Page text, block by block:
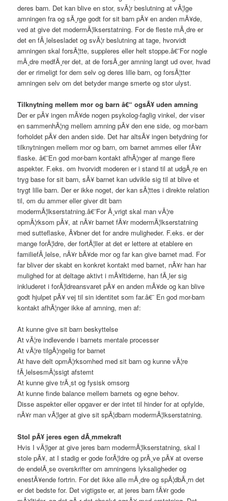
deres barn. Det kan blive en stor, svÃ¦r beslutning at vÃ¦lge
amningen fra og sÃ¸rge godt for sit barn pÃ¥ en anden mÃ¥de,
ved at give det modermÃ¦lkserstatning. For de fleste mÃ¸dre er
det en fÃ¸lelsesladet og svÃ¦r beslutning at tage, hvorvidt
amningen skal forsÃ¦tte, suppleres eller helt stoppe.â€¨For nogle
mÃ¸dre medfÃ¸rer det, at de forsÃ¸ger amning langt ud over, hvad
der er rimeligt for dem selv og deres lille barn, og forsÃ¦tter
amningen selv om det betyder mange smerte og stor ulyst.
Tilknytning mellem mor og barn â€“ ogsÃ¥ uden amning
Der er pÃ¥ ingen mÃ¥de nogen psykolog-faglig vinkel, der viser
en sammenhÃ¦ng mellem amning pÃ¥ den ene side, og mor-barn
forholdet pÃ¥ den anden side. Det har altsÃ¥ ingen betydning for
tilknytningen mellem mor og barn, om barnet ammes eller fÃ¥r
flaske. â€¨En god mor-barn kontakt afhÃ¦nger af mange flere
aspekter. F.eks. om hvorvidt moderen er i stand til at udgÃ¸re en
tryg base for sit barn, sÃ¥ barnet kan udvikle sig til at blive et
trygt lille barn. Der er ikke noget, der kan sÃ¦ttes i direkte relation
til, om du ammer eller giver dit barn
modermÃ¦lkserstatning.â€¨For Ã¸vrigt skal man vÃ¦re
opmÃ¦rksom pÃ¥, at nÃ¥r barnet fÃ¥r modermÃ¦lkserstatning
med sutteflaske, Ã¥bner det for andre muligheder. F.eks. er der
mange forÃ¦ldre, der fortÃ¦ller at det er lettere at etablere en
familiefÃ¸lelse, nÃ¥r bÃ¥de mor og far kan give barnet mad. For
far bliver der skabt en konkret kontakt med barnet, nÃ¥r han har
mulighed for at deltage aktivt i mÃ¥ltiderne, han fÃ¸ler sig
inkluderet i forÃ¦ldreansvaret pÃ¥ en anden mÃ¥de og kan blive
godt hjulpet pÃ¥ vej til sin identitet som far.â€¨ En god mor-barn
kontakt afhÃ¦nger ikke af amning, men af:
At kunne give sit barn beskyttelse
At vÃ¦re indlevende i barnets mentale processer
At vÃ¦re tilgÃ¦ngelig for barnet
At have delt opmÃ¦rksomhed med sit barn og kunne vÃ¦re
fÃ¸lelsesmÃ¦ssigt afstemt
At kunne give trÃ¸st og fysisk omsorg
At kunne finde balance mellem barnets og egne behov.
Disse aspekter eller opgaver er der intet til hinder for at opfylde,
nÃ¥r man vÃ¦lger at give sit spÃ¦dbarn modermÃ¦lkserstatning.
Stol pÃ¥ jeres egen dÃ¸mmekraft
Hvis I vÃ¦lger at give jeres barn modermÃ¦lkserstatning, skal I
stole pÃ¥, at I stadig er gode forÃ¦ldre og prÃ¸ve pÃ¥ at overse
de endelÃ¸se overskrifter om amningens lyksaligheder og
enestÃ¥ende fortrin. For det ikke alle mÃ¸dre og spÃ¦dbÃ¸rn det
er det bedste for. Det vigtigste er, at jeres barn fÃ¥r gode